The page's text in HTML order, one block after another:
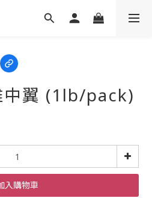
中翼 (1lb/pack)
入購物車